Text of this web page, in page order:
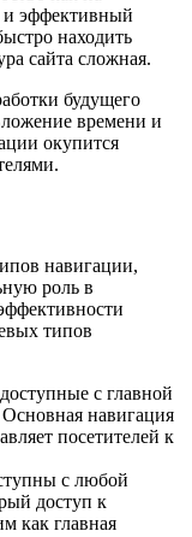
и эффективный
находить
сайта сложная.
будущего
времени и
окупится
навигации,
роль в
типов
с главной
навигация
посетителей к
с любой
доступ к
как главная